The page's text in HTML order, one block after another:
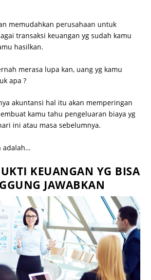
memudahkan perusahaan untuk
transaksi keuangan yg sudah kamu
hasilkan.
merasa lupa kan, uang yg kamu
apa ?
akuntansi hal itu akan memperingan
kamu tahu pengeluaran biaya yg
ini atau masa sebelumnya.
adalah…
KEUANGAN YG BISA
JAWABKAN